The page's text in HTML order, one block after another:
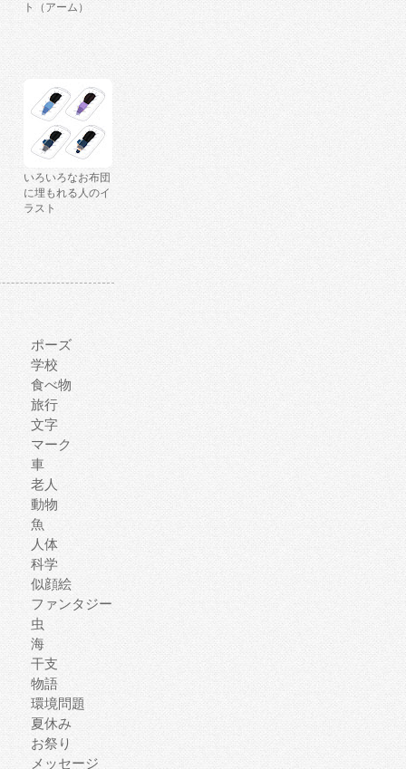
ト（アーム）
いろいろなお布団
に埋もれる人のイ
ラスト
ポーズ
学校
食べ物
旅行
文字
マーク
車
老人
動物
魚
人体
科学
似顔絵
ファンタジー
虫
海
干支
物語
環境問題
夏休み
お祭り
メッセージ